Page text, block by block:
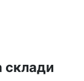
склади